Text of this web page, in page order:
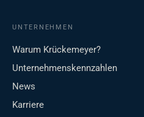
UNTERNEHMEN
Warum Krückemeyer?
Unternehmenskennzahlen
News
Karriere